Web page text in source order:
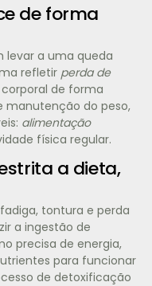
de forma
levar a uma queda
refletir perda de
de forma
manutenção do peso,
alimentação
física regular.
a dieta,
tontura e perda
a ingestão de
precisa de energia,
para funcionar
de detoxificação